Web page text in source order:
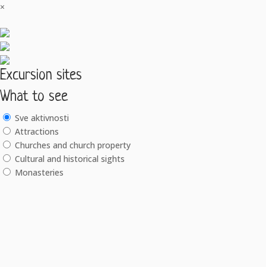
×
Excursion sites
What to see
Sve aktivnosti
Attractions
Churches and church property
Cultural and historical sights
Monasteries